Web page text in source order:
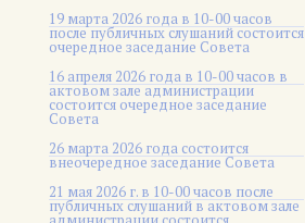
19 марта 2026 года в 10-00 часов
после публичных слушаний состоится
очередное заседание Совета
16 апреля 2026 года в 10-00 часов в
актовом зале администрации
состоится очередное заседание
Совета
26 марта 2026 года состоится
внеочередное заседание Совета
21 мая 2026 г. в 10-00 часов после
публичных слушаний в актовом зале